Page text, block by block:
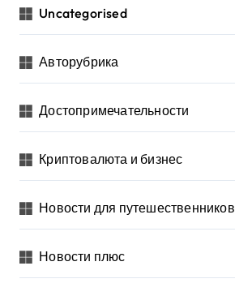
Uncategorised
Авторубрика
Достопримечательности
Криптовалюта и бизнес
Новости для путешественников
Новости плюс